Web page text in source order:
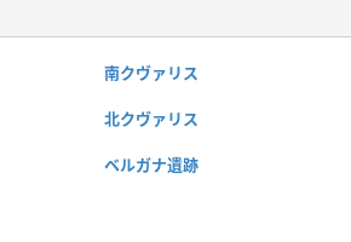
南クヴァリス
北クヴァリス
ベルガナ遺跡